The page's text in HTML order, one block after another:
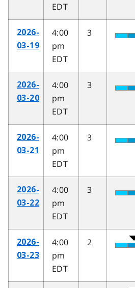
EDT
2026-
03-19
4:00
pm
EDT
3
2026-
03-20
4:00
pm
EDT
3
2026-
03-21
4:00
pm
EDT
3
2026-
03-22
4:00
pm
EDT
3
2026-
03-23
4:00
pm
EDT
2